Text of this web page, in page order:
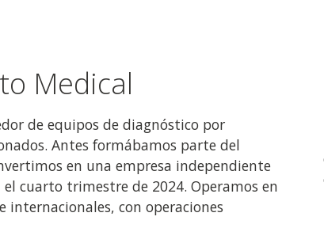
Medical
de equipos de diagnóstico por
Antes formábamos parte del
en una empresa independiente
cuarto trimestre de 2024. Operamos en
internacionales, con operaciones